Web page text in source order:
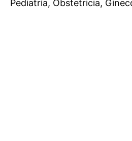
Pediatría, Obstetricia,